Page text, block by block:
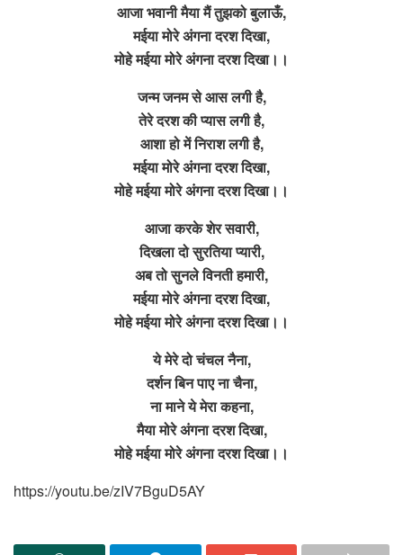
आजा भवानी मैया मैं तुझको बुलाऊँ,
मईया मोरे अंगना दरश दिखा,
मोहे मईया मोरे अंगना दरश दिखा।।
जन्म जनम से आस लगी है,
तेरे दरश की प्यास लगी है,
आशा हो में निराश लगी है,
मईया मोरे अंगना दरश दिखा,
मोहे मईया मोरे अंगना दरश दिखा।।
आजा करके शेर सवारी,
दिखला दो सुरतिया प्यारी,
अब तो सुनले विनती हमारी,
मईया मोरे अंगना दरश दिखा,
मोहे मईया मोरे अंगना दरश दिखा।।
ये मेरे दो चंचल नैना,
दर्शन बिन पाए ना चैना,
ना माने ये मेरा कहना,
मैया मोरे अंगना दरश दिखा,
मोहे मईया मोरे अंगना दरश दिखा।।
https://youtu.be/zIV7BguD5AY